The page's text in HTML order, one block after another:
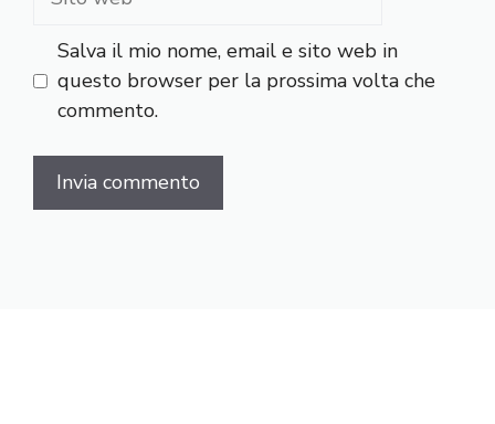
Salva il mio nome, email e sito web in
questo browser per la prossima volta che
commento.